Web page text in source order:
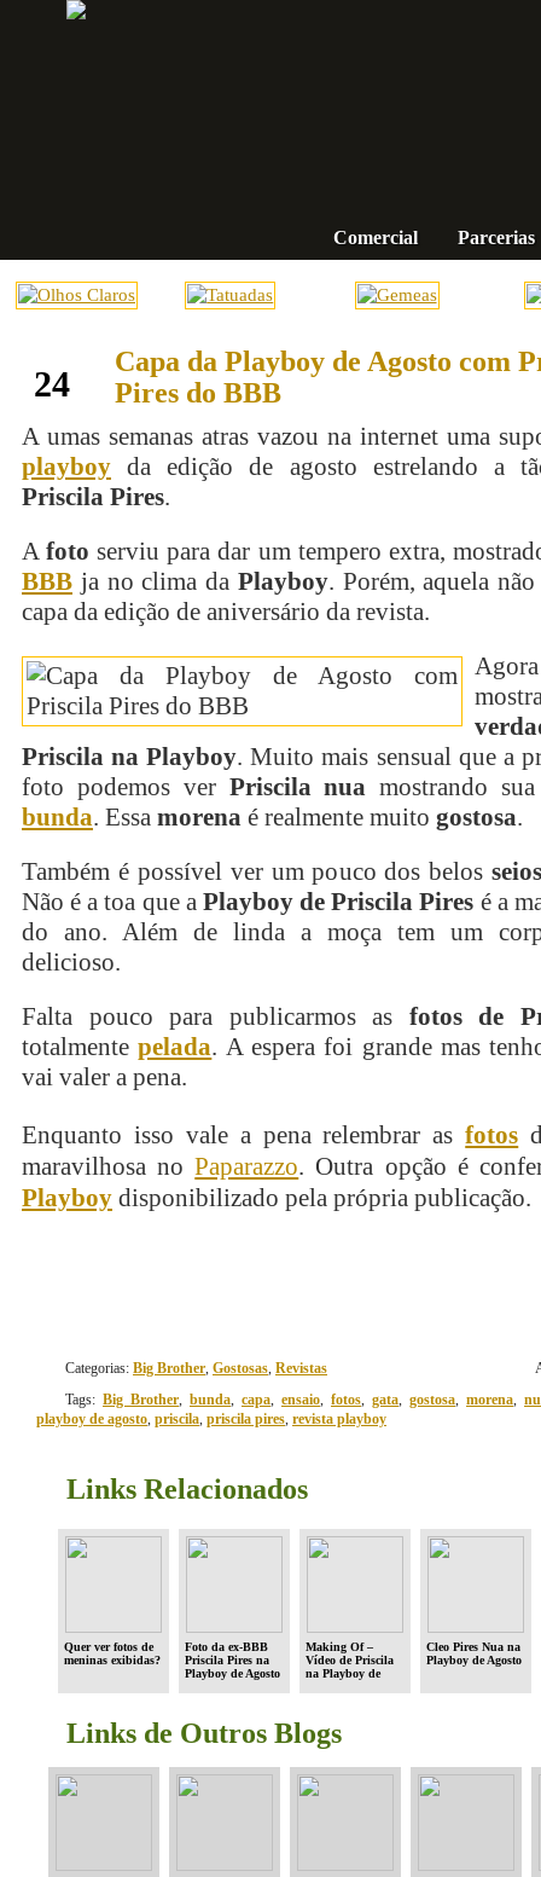
Parcerias
Comercial
24
Capa da Playboy de Agosto com
Pires do BBB
A umas semanas atras vazou na internet uma
playboy da edição de agosto estrelando a
Priscila Pires.
Afoto serviu para dar um tempero extra,
BBB ja no clima da Playboy. Porém, aquela
capa da edição de aniversário da revista.
Priscila na Playboy. Muito mais sensual que a
foto podemos ver Priscila nua mostrando
bunda. Essa morena é realmente muito gostosa.
Também é possível ver um pouco dos belos
Não é a toa que a Playboy de Priscila Pires é a
do ano. Além de linda a moça tem um
delicioso.
Falta pouco para publicarmos as fotos de
totalmentepelada. A espera foi grande mas
vai valer a pena.
Enquanto isso vale a pena relembrar asfotos
maravilhosa noPaparazzo. Outra opção é
Playboy disponibilizado pela própria publicação.
Categorias: Big Brother, Gostosas, Revistas
Tags: Big Brother, bunda, capa, ensaio, fotos, gata, gostosa, morena,
playboy de agosto, priscila, priscila pires, revista playboy
Links Relacionados
Quer ver fotos de
meninas exibidas?
Foto da ex-BBB
Priscila Pires na
Playboy de Agosto
Making Of –
Vídeo de Priscila
na Playboy de
Cleo Pires Nua na
Playboy de Agosto
Links de Outros Blogs